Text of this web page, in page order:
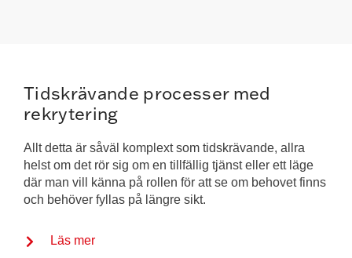
Tidskrävande processer med
rekrytering
Allt detta är såväl komplext som tidskrävande, allra
helst om det rör sig om en tillfällig tjänst eller ett läge
där man vill känna på rollen för att se om behovet finns
och behöver fyllas på längre sikt.
Läs mer